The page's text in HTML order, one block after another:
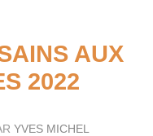
AUX
2022
YVES MICHEL